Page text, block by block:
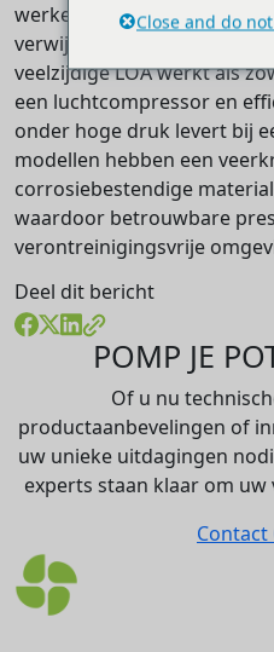
werken. De LAA werkt als
verwijdert efficiënt lucht en
veelzijdige LOA werkt als
een luchtcompressor en
onder hoge druk levert bij
modellen hebben een
corrosiebestendige
waardoor betrouwbare
verontreinigingsvrije
Deel dit bericht
POMP JE
Of u nu
productaanbevelingen of
uw unieke uitdagingen
experts staan klaar om
Contact
Close and do